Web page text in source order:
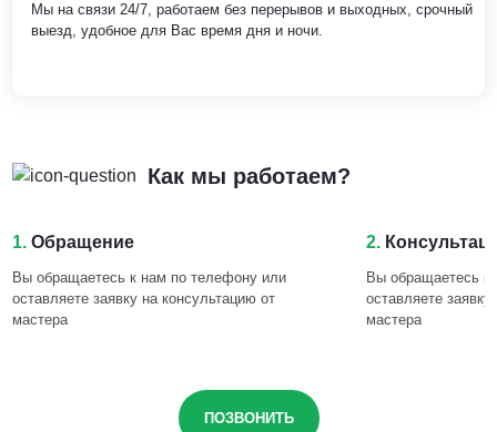
Мы на связи 24/7, работаем без перерывов и выходных, срочный
выезд, удобное для Вас время дня и ночи.
Как мы работаем?
1. Обращение
Вы обращаетесь к нам по телефону или
оставляете заявку на консультацию от
мастера
2.
Вы обращаетесь
оставляете
мастера
ПОЗВОНИТЬ